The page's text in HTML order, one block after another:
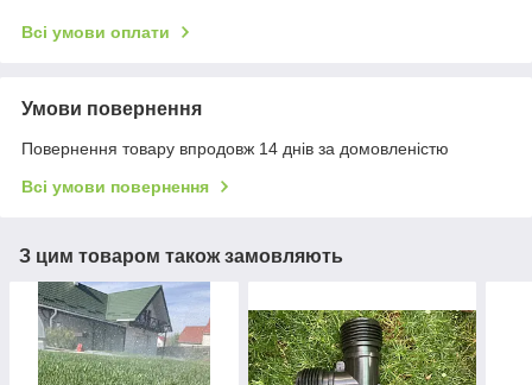
Всі умови оплати
Умови повернення
Повернення товару впродовж 14 днів за домовленістю
Всі умови повернення
З цим товаром також замовляють